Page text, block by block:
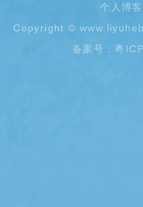
个人博
Copyright ©
备案号： 粤